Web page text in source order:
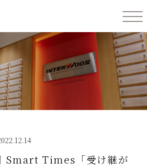
Smart Times「受け継が